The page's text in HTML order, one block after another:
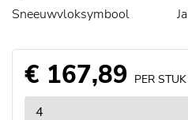
Sneeuwvloksymbool
Ja
€ 167,89 PER STUK